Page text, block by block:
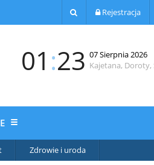
Rejestracja
01 :23 07 Sierpnia 2026
Kajetana, Doroty,
Zdrowie i uroda